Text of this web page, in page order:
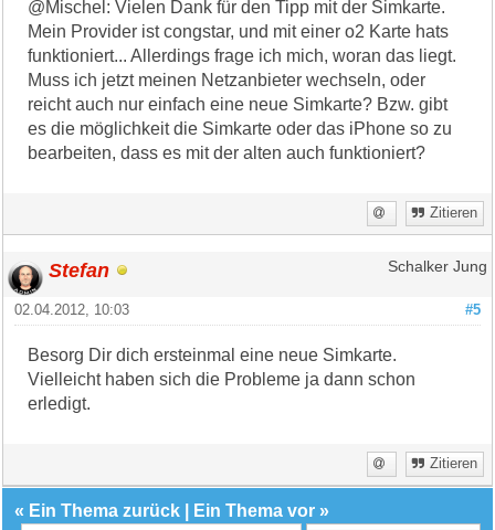
@Mischel: Vielen Dank für den Tipp mit der Simkarte.
Mein Provider ist congstar, und mit einer o2 Karte hats
funktioniert... Allerdings frage ich mich, woran das liegt.
Muss ich jetzt meinen Netzanbieter wechseln, oder
reicht auch nur einfach eine neue Simkarte? Bzw. gibt
es die möglichkeit die Simkarte oder das iPhone so zu
bearbeiten, dass es mit der alten auch funktioniert?
Zitieren
Stefan Schalker Jung
#5
02.04.2012, 10:03
Besorg Dir dich ersteinmal eine neue Simkarte.
Vielleicht haben sich die Probleme ja dann schon
erledigt.
Zitieren
« Ein Thema zurück Ein Thema vor »